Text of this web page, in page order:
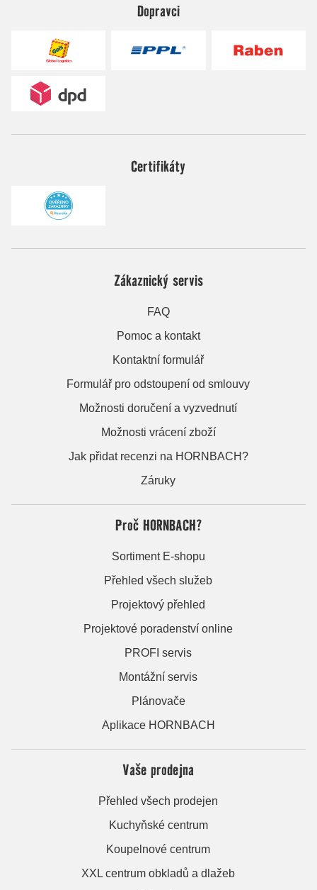
Dopravci
Certifikáty
Zákaznický servis
FAQ
Pomoc a kontakt
Kontaktní formulář
Formulář pro odstoupení od smlouvy
Možnosti doručení a vyzvednutí
Možnosti vrácení zboží
Jak přidat recenzi na HORNBACH?
Záruky
Proč HORNBACH?
Sortiment E-shopu
Přehled všech služeb
Projektový přehled
Projektové poradenství online
PROFI servis
Montážní servis
Plánovače
Aplikace HORNBACH
Vaše prodejna
Přehled všech prodejen
Kuchyňské centrum
Koupelnové centrum
XXL centrum obkladů a dlažeb